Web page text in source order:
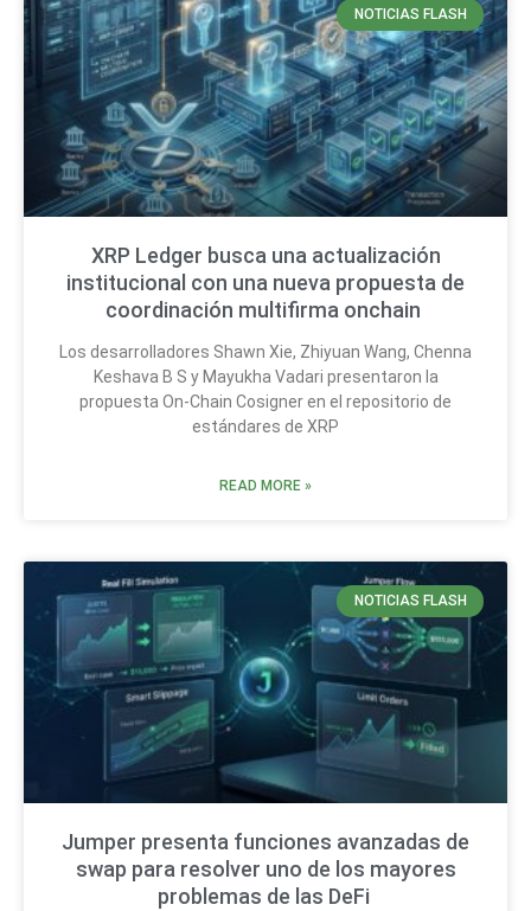
NOTICIAS FLASH
XRP Ledger busca una actualización
institucional con una nueva propuesta de
coordinación multifirma onchain
Los desarrolladores Shawn Xie, Zhiyuan Wang, Chenna
Keshava B S y Mayukha Vadari presentaron la
propuesta On-Chain Cosigner en el repositorio de
estándares de XRP
READ MORE »
NOTICIAS FLASH
Jumper presenta funciones avanzadas de
swap para resolver uno de los mayores
problemas de las DeFi